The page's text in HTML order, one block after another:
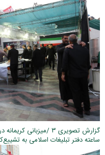
ساعته دفتر تبلیغات اسلامی به